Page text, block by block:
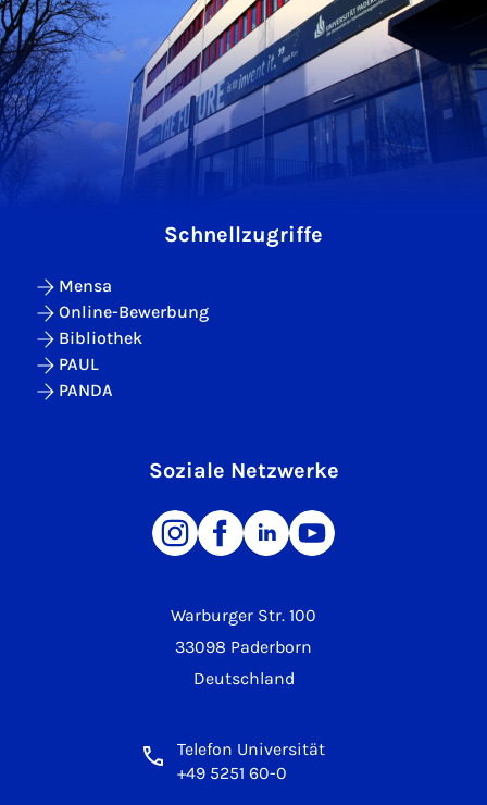
Warburger Str. 100
33098 Paderborn
Deutschland
Telefon Universität
+49 5251 60-0
Schnellzugriffe
Mensa
Online-Bewerbung
Bibliothek
PAUL
PANDA
Soziale Netzwerke